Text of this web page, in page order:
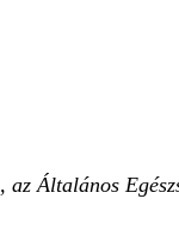
, az Általános